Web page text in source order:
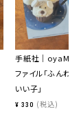
手紙社｜
ファイル「ふんわ
いい子」
¥ 330 税込